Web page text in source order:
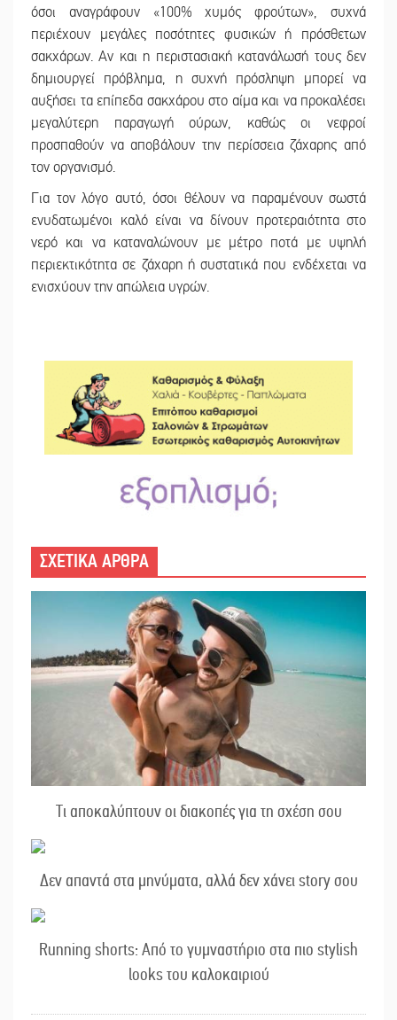
όσοι αναγράφουν «100% χυμός φρούτων», συχνά
περιέχουν μεγάλες ποσότητες φυσικών ή πρόσθετων
σακχάρων. Αν και η περιστασιακή κατανάλωσή τους δεν
δημιουργεί πρόβλημα, η συχνή πρόσληψη μπορεί να
αυξήσει τα επίπεδα σακχάρου στο αίμα και να προκαλέσει
μεγαλύτερη παραγωγή ούρων, καθώς οι νεφροί
προσπαθούν να αποβάλουν την περίσσεια ζάχαρης από
τον οργανισμό.
Για τον λόγο αυτό, όσοι θέλουν να παραμένουν σωστά
ενυδατωμένοι καλό είναι να δίνουν προτεραιότητα στο
νερό και να καταναλώνουν με μέτρο ποτά με υψηλή
περιεκτικότητα σε ζάχαρη ή συστατικά που ενδέχεται να
ενισχύουν την απώλεια υγρών.
ΣΧΕΤΙΚΑ ΑΡΘΡΑ
Τι αποκαλύπτουν οι διακοπές για τη σχέση σου
Δεν απαντά στα μηνύματα, αλλά δεν χάνει story σου
Running shorts: Από το γυμναστήριο στα πιο stylish
looks του καλοκαιριού